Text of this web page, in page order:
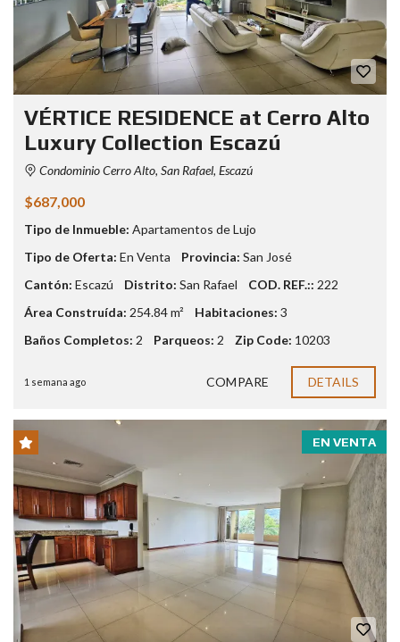
VÉRTICE RESIDENCE at Cerro Alto
Luxury Collection Escazú
Condominio Cerro Alto, San Rafael, Escazú
$687,000
Tipo de Inmueble: Apartamentos de Lujo
Tipo de Oferta: En Venta Provincia: San José
Cantón: Escazú Distrito: San Rafael COD. REF.:: 222
Área Construída: 254.84 m² Habitaciones: 3
Baños Completos: 2 Parqueos: 2 Zip Code: 10203
1 semana ago COMPARE DETAILS
EN VENTA